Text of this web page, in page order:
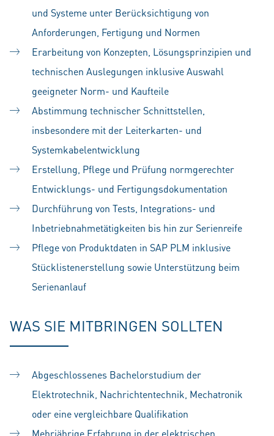
und Systeme unter Berücksichtigung von
Anforderungen, Fertigung und Normen
Erarbeitung von Konzepten, Lösungsprinzipien und
technischen Auslegungen inklusive Auswahl
geeigneter Norm- und Kaufteile
Abstimmung technischer Schnittstellen,
insbesondere mit der Leiterkarten- und
Systemkabelentwicklung
Erstellung, Pflege und Prüfung normgerechter
Entwicklungs- und Fertigungsdokumentation
Durchführung von Tests, Integrations- und
Inbetriebnahmetätigkeiten bis hin zur Serienreife
Pflege von Produktdaten in SAP PLM inklusive
Stücklistenerstellung sowie Unterstützung beim
Serienanlauf
WAS SIE MITBRINGEN SOLLTEN
Abgeschlossenes Bachelorstudium der
Elektrotechnik, Nachrichtentechnik, Mechatronik
oder eine vergleichbare Qualifikation
Mehrjährige Erfahrung in der elektrischen